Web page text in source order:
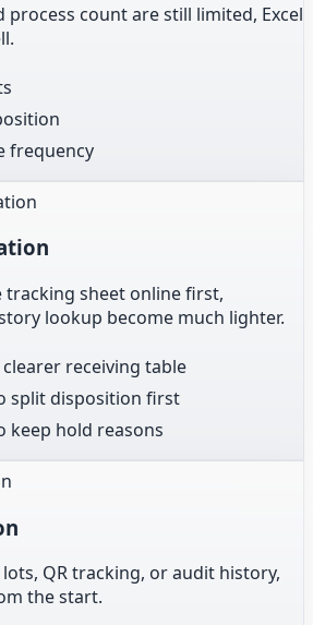
count are still limited, Excel
frequency
tracking sheet online first,
lookup become much lighter.
receiving table
split disposition first
keep hold reasons
QR tracking, or audit history,
the start.